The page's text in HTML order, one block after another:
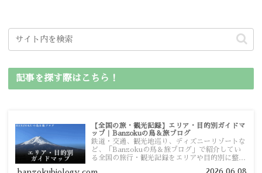
記事を探す際はこちら！
【全国の旅・観光記録】エリア・目的別ガイドマ
ップ｜Banzokuの鳥＆旅ブログ
鉄道・交通、観光地巡り、ディズニーリゾートな
ど、「Banzokuの鳥＆旅ブログ」で紹介してい
る全国の旅行・観光記録をエリアや目的別に整理
2026.06.08